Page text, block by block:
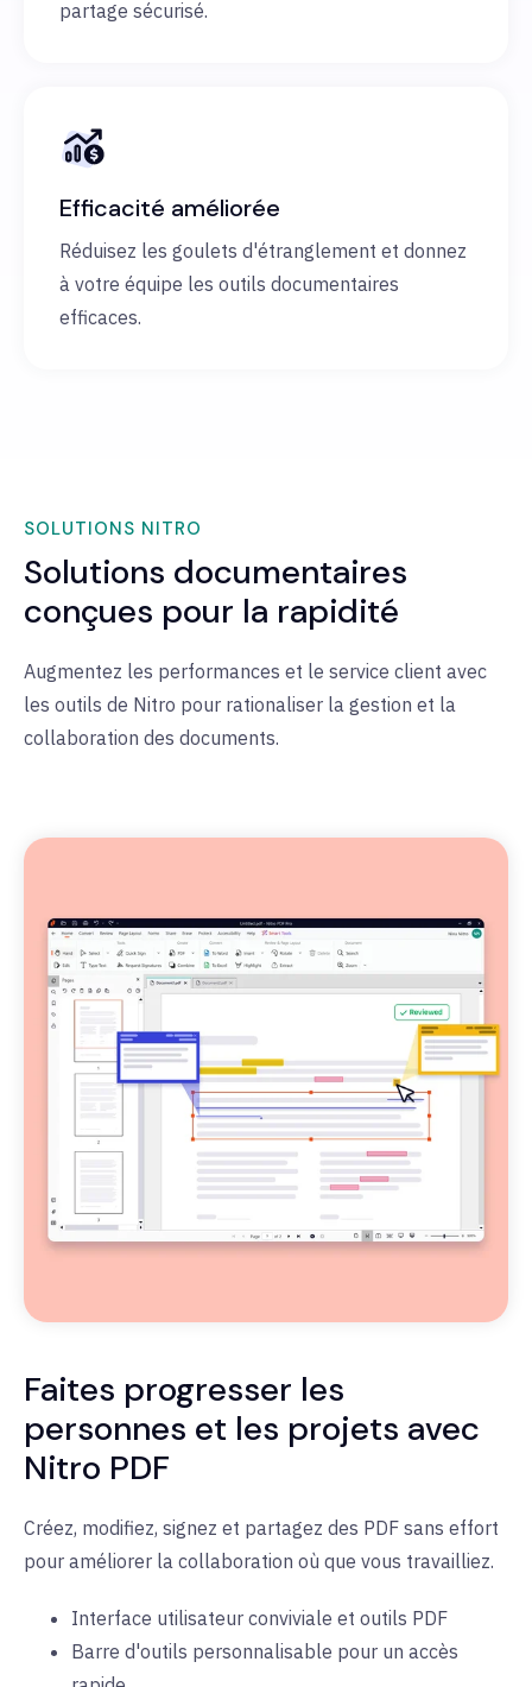
partage sécurisé.
Efficacité améliorée
Réduisez les goulets d'étranglement et donnez
à votre équipe les outils documentaires
efficaces.
SOLUTIONS NITRO
Solutions documentaires
conçues pour la rapidité
Augmentez les performances et le service client avec
les outils de Nitro pour rationaliser la gestion et la
collaboration des documents.
Faites progresser les
personnes et les projets avec
Nitro PDF
Créez, modifiez, signez et partagez des PDF sans effort
pour améliorer la collaboration où que vous travailliez.
Interface utilisateur conviviale et outils PDF
Barre d'outils personnalisable pour un accès